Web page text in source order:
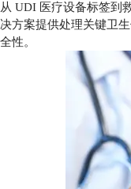
从 UDI 医疗设备标签到
决方案提供处理关键卫
全性。